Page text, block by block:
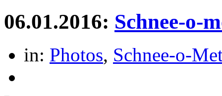
06.01.2016: Schnee-o-
in: Photos, Schnee-o-